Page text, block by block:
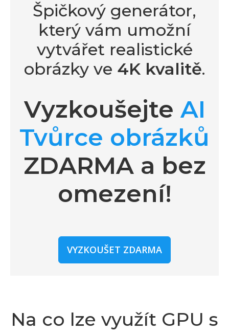
Špičkový generátor,
který vám umožní
vytvářet realistické
obrázky ve 4K kvalitě.
Vyzkoušejte AI
Tvůrce obrázků
ZDARMA a bez
omezení!
VYZKOUŠET ZDARMA
Na co lze využít GPU s